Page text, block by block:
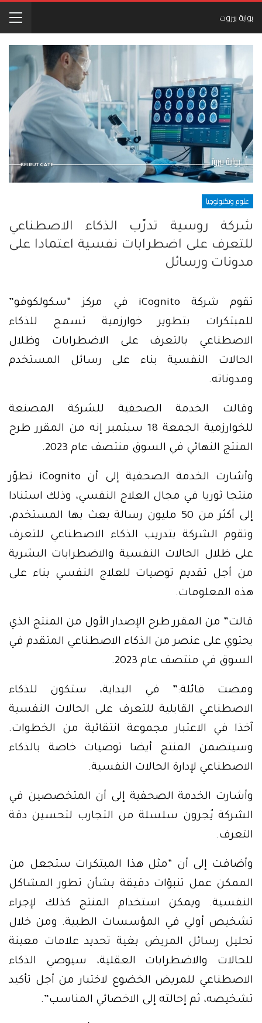
بوابة بيروت
علوم وتكنولوجيا
شركة روسية تدرّب الذكاء الاصطناعي
للتعرف على اضطرابات نفسية اعتمادا على
مدونات ورسائل
تقوم شركة iCognito في مركز “سكولكوفو”
للمبتكرات بتطوير خوارزمية تسمح للذكاء
الاصطناعي بالتعرف على الاضطرابات وظلال
الحالات النفسية بناء على رسائل المستخدم
ومدوناته.
وقالت الخدمة الصحفية للشركة المصنعة
للخوارزمية الجمعة 18 سبتمبر إنه من المقرر طرح
المنتج النهائي في السوق منتصف عام 2023.
وأشارت الخدمة الصحفية إلى أن iCognito تطوّر
منتجا ثوريا في مجال العلاج النفسي، وذلك استنادا
إلى أكثر من 50 مليون رسالة بعث بها المستخدم،
وتقوم الشركة بتدريب الذكاء الاصطناعي للتعرف
على ظلال الحالات النفسية والاضطرابات البشرية
من أجل تقديم توصيات للعلاج النفسي بناء على
هذه المعلومات.
قالت” من المقرر طرح الإصدار الأول من المنتج الذي
يحتوي على عنصر من الذكاء الاصطناعي المتقدم في
السوق في منتصف عام 2023.
ومضت قائلة:” في البداية، ستكون للذكاء
الاصطناعي القابلية للتعرف على الحالات النفسية
آخذا في الاعتبار مجموعة انتقائية من الخطوات.
وسيتضمن المنتج أيضا توصيات خاصة بالذكاء
الاصطناعي لإدارة الحالات النفسية.
وأشارت الخدمة الصحفية إلى أن المتخصصين في
الشركة يُجرون سلسلة من التجارب لتحسين دقة
التعرف.
وأضافت إلى أن “مثل هذا المبتكرات ستجعل من
الممكن عمل تنبؤات دقيقة بشأن تطور المشاكل
النفسية. ويمكن استخدام المنتج كذلك لإجراء
تشخيص أولي في المؤسسات الطبية. ومن خلال
تحليل رسائل المريض بغية تحديد علامات معينة
للحالات والاضطرابات العقلية، سيوصي الذكاء
الاصطناعي للمريض الخضوع لاختبار من أجل تأكيد
تشخيصه، ثم إحالته إلى الاخصائي المناسب”.